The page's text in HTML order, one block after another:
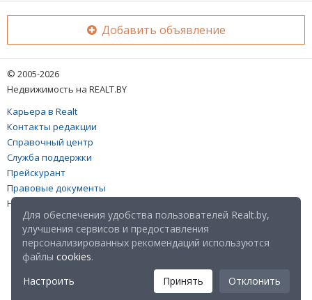
Добавить объявление
© 2005-2026
Недвижимость на REALT.BY
Карьера в Realt
Контакты редакции
Справочный центр
Служба поддержки
Прейскурант
Правовые документы
Настройка файлов cookies
Для обеспечения удобства пользователей Realt.by,
улучшения сервисов и предоставления
персонализированных рекомендаций используются
файлы cookies.
Настроить
Принять Отклонить